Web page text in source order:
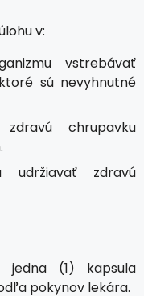
v:
vstrebávať
sú nevyhnutné
chrupavku
udržiavať zdravú
jedna (1) kapsula
pokynov lekára.